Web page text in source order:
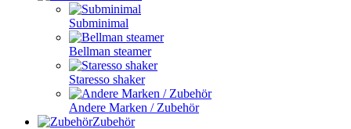
Subminimal
Bellman steamer
Staresso shaker
Andere Marken / Zubehör
Zubehör